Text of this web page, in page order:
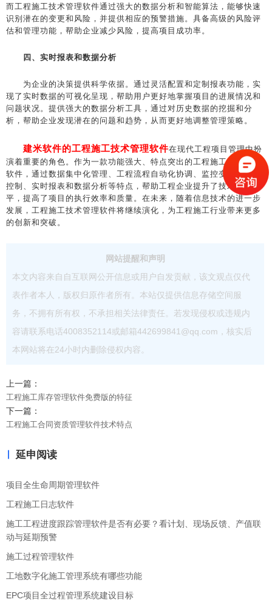
而工程施工技术管理软件通过强大的数据分析和智能算法，能够快速
识别潜在的变更和风险，并提供相应的预警措施。具备高级的风险评
估和管理功能，帮助企业减少风险，提高项目成功率。
四、实时报表和数据分析
为企业的决策提供科学依据。通过灵活配置和定制报表功能，实
现了实时数据的可视化呈现，帮助用户更好地掌握项目的进展情况和
问题状况。提供强大的数据分析工具，通过对历史数据的挖掘和分
析，帮助企业发现潜在的问题和趋势，从而更好地调整管理策略。
建米软件的工程施工技术管理软件在现代工程项目管理中扮
演着重要的角色。作为一款功能强大、特点突出的工程施工技术管理
软件，通过数据集中化管理、工程流程自动化协调、监控变更和风险
控制、实时报表和数据分析等特点，帮助工程企业提升了技术管理水
平，提高了项目的执行效率和质量。在未来，随着信息技术的进一步
发展，工程施工技术管理软件将继续演化，为工程施工行业带来更多
的创新和突破。
网站提醒和声明
本文内容来自自互联网公开信息或用户自发贡献，该文观点仅代
表作者本人，版权归原作者所有。本站仅提供信息存储空间服
务，不拥有所有权，不承担相关法律责任。若发现侵权或违规内
容请联系电话4008352114或邮箱442699841@qq.com，核实后
本网站将在24小时内删除侵权内容。
上一篇：
工程施工库存管理软件免费版的特征
下一篇：
工程施工合同资质管理软件技术特点
延申阅读
项目全生命周期管理软件
工程施工日志软件
施工工程进度跟踪管理软件是否有必要？看计划、现场反馈、产值联
动与延期预警
施工过程管理软件
工地数字化施工管理系统有哪些功能
EPC项目全过程管理系统建设目标